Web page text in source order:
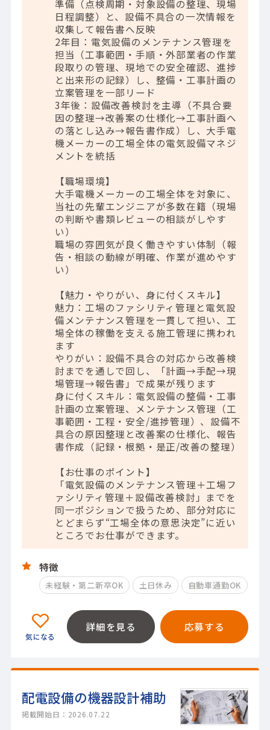
準備（点検周期・対象設備の整理、現場
日程調整）と、設備不具合の一次情報を
収集して報告書へ反映
2年目：電気設備のメンテナンス管理を
担当（工事範囲・手順・外部業者の作業
段取りの管理、現地での安全確認、進捗
と出来形の記録）し、整備・工事計画の
立案管理を一部リード
3年後：設備改善検討を主導（不具合要
因の整理→改善案の仕様化→工事計画へ
の落とし込み→報告書作成）し、大手電
機メーカーの工場全体の電気設備マネジ
メントを統括
【職場環境】
大手電機メーカーの工場全体を対象に、
当社の先輩エンジニアが多数在籍（現場
の判断や書類レビューの相談がしやす
い）
職場の雰囲気が良く働きやすい体制（報
告・相談の動線が明確、作業が進めやす
い）
【魅力・やりがい、身に付くスキル】
魅力：工場のファシリティ管理と電気設
備メンテナンス管理を一貫して担い、工
場全体の稼働を支える施工管理に携われ
ます
やりがい：設備不具合の対応から改善検
討までを通しで回し、「計画→手配→現
場管理→報告書」で成果が残ります
身に付くスキル：電気設備の整備・工事
計画の立案管理、メンテナンス管理（工
事範囲・工程・安全/進捗管理）、設備不
具合の原因整理と改善案の仕様化、報告
書作成（記録・根拠・是正/改善の整理）
【お仕事のポイント】
「電気設備のメンテナンス管理＋工場フ
ァシリティ管理＋設備改善検討」までを
同一ポジションで扱うため、部分対応に
とどまらず“工場全体の意思決定”に近い
ところでお仕事ができます。
特徴
未経験・第二新卒OK 土日休み 自動車通勤OK
詳細を見る 応募する
配電設備の機器設計補助
掲載開始日：2026.07.22